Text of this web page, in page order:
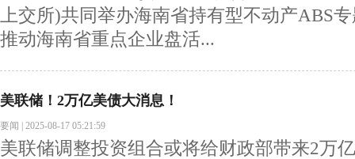
上交所)共同举办海南省持有型不动产ABS
推动海南省重点企业盘活...
美联储！2万亿美债大消息！
要闻 2025-08-17 05:21:59
美联储调整投资组合或将给财政部带来2万